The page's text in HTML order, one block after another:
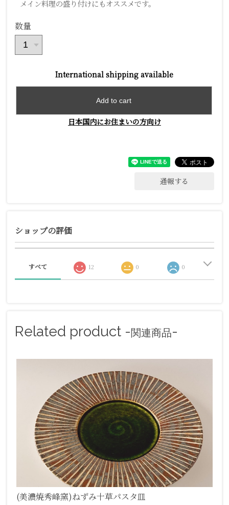
メイン料理の盛り付けにもオススメです。
数量
International shipping available
Add to cart
日本国内にお住まいの方向け
通報する
ショップの評価
すべて 12 0 0
Related product -関連商品-
(美濃焼秀峰窯)ねずみ十草パスタ皿